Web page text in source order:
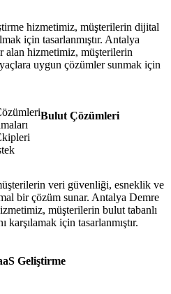
hizmetimiz, müşterilerin dijital
için tasarlanmıştır. Antalya
alan hizmetimiz, müşterilerin
uygun çözümler sunmak için
Bulut Çözümleri
veri güvenliği, esneklik ve
bir çözüm sunar. Antalya Demre
müşterilerin bulut tabanlı
için tasarlanmıştır.
Geliştirme